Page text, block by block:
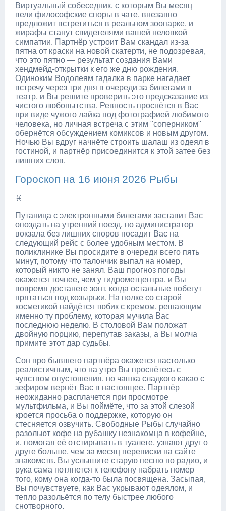
Виртуальный собеседник, с которым Вы месяц
вели философские споры в чате, внезапно
предложит встретиться в реальном зоопарке, и
жирафы станут свидетелями вашей неловкой
симпатии. Партнёр устроит Вам скандал из-за
пятна от краски на новой скатерти, не подозревая,
что это пятно — результат создания Вами
хендмейд-открытки к его же дню рождения.
Одиноким Водолеям гадалка в парке нагадает
встречу через три дня в очереди за билетами в
театр, и Вы решите проверить это предсказание из
чистого любопытства. Ревность проснётся в Вас
при виде чужого лайка под фотографией любимого
человека, но личная встреча с этим "соперником"
обернётся обсуждением комиксов и новым другом.
Ночью Вы вдруг начнёте строить шалаш из одеял в
гостиной, и партнёр присоединится к этой затее без
лишних слов.
Гороскоп на 16 июня 2026 Рыбы
♓
Путаница с электронными билетами заставит Вас
опоздать на утренний поезд, но администратор
вокзала без лишних споров посадит Вас на
следующий рейс с более удобным местом. В
поликлинике Вы просидите в очереди всего пять
минут, потому что талончик выпал на номер,
который никто не занял. Ваш прогноз погоды
окажется точнее, чем у гидрометцентра, и Вы
вовремя достанете зонт, когда остальные побегут
прятаться под козырьки. На полке со старой
косметикой найдётся тюбик с кремом, решающим
именно ту проблему, которая мучила Вас
последнюю неделю. В столовой Вам положат
двойную порцию, перепутав заказы, а Вы молча
примите этот дар судьбы.
Сон про бывшего партнёра окажется настолько
реалистичным, что на утро Вы проснётесь с
чувством опустошения, но чашка сладкого какао с
зефиром вернёт Вас в настоящее. Партнёр
неожиданно расплачется при просмотре
мультфильма, и Вы поймёте, что за этой слезой
кроется просьба о поддержке, которую он
стесняется озвучить. Свободные Рыбы случайно
разольют кофе на рубашку незнакомца в кофейне,
и, помогая её отстирывать в туалете, узнают друг о
друге больше, чем за месяц переписки на сайте
знакомств. Вы услышите старую песню по радио, и
рука сама потянется к телефону набрать номер
того, кому она когда-то была посвящена. Засыпая,
Вы почувствуете, как Вас укрывают одеялом, и
тепло разольётся по телу быстрее любого
снотворного.